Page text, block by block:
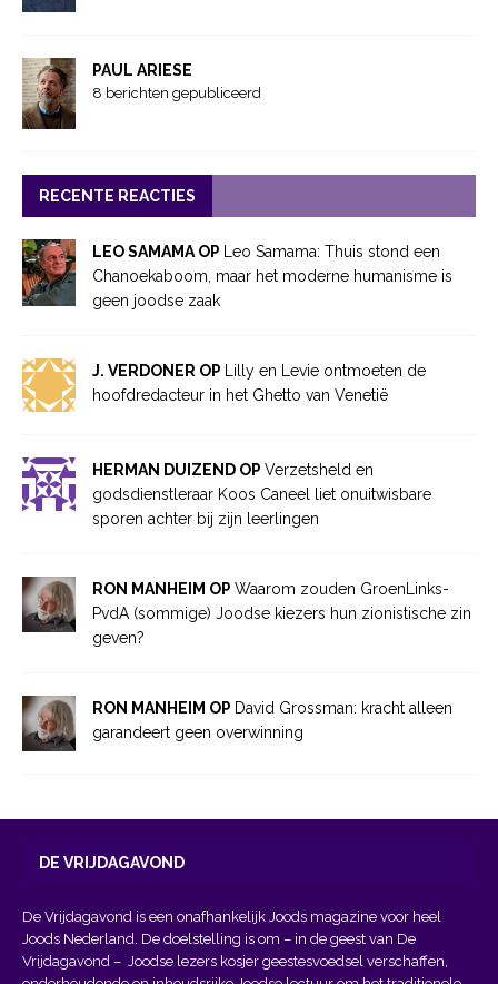
PAUL ARIESE
8 berichten gepubliceerd
RECENTE REACTIES
LEO SAMAMA OP
Leo Samama: Thuis stond een
Chanoekaboom, maar het moderne humanisme is
geen joodse zaak
J. VERDONER OP
Lilly en Levie ontmoeten de
hoofdredacteur in het Ghetto van Venetië
HERMAN DUIZEND OP Verzetsheld en
godsdienstleraar Koos Caneel liet onuitwisbare
sporen achter bij zijn leerlingen
RON MANHEIM OP Waarom zouden GroenLinks-
PvdA (sommige) Joodse kiezers hun zionistische zin
geven?
RON MANHEIM OP David Grossman: kracht alleen
garandeert geen overwinning
DE VRIJDAGAVOND
De Vrijdagavond is een onafhankelijk Joods magazine voor heel
Joods Nederland. De doelstelling is om – in de geest van De
Vrijdagavond – Joodse lezers kosjer geestesvoedsel verschaffen,